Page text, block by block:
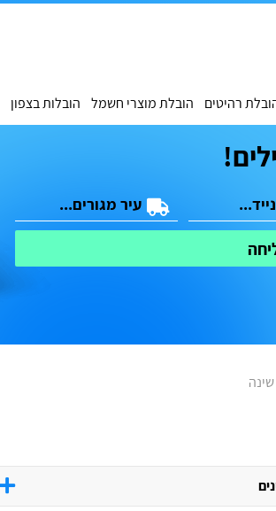
רהיטים הובלת מוצרי חשמל הובלות בצפון